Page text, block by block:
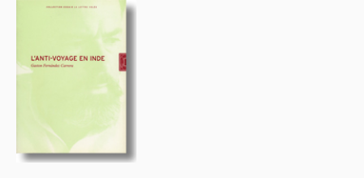
Rencontres